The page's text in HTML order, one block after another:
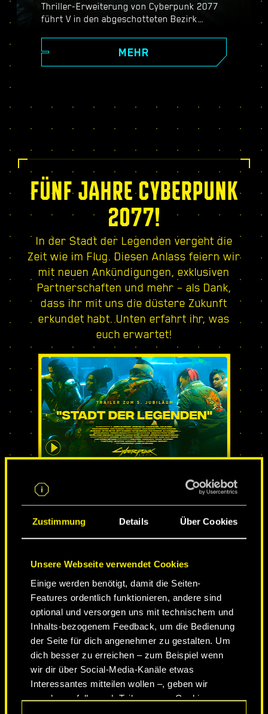
Zustimmung Details Über Cookies
Unsere Webseite verwendet Cookies
Einige werden benötigt, damit die Seiten-
Features ordentlich funktionieren, andere sind
optional und versorgen uns mit technischem und
Inhalts-bezogenem Feedback, um die Bedienung
der Seite für dich angenehmer zu gestalten. Um
dich besser zu erreichen – zum Beispiel wenn
wir dir über Social-Media-Kanäle etwas
Interessantes mitteilen wollen –, geben wir
gegebenenfalls auch Teile unserer Cookies an
Thriller-Erweiterung von Cyberpunk 2077
führt V in den abgeschotteten Bezirk
erlebe eine aufregende Geschichte mit
unerwarteten Wendungen und
Relic-Fertigkeitenbaum neue Fähigkeiten
Missionen, spannenden neuen Aufträgen
MEHR
FÜNF JAHRE CYBERPUNK
2077!
In der Stadt der Legenden vergeht die
Zeit wie im Flug. Diesen Anlass feiern wir
mit neuen Ankündigungen, exklusiven
Partnerschaften und mehr – als Dank,
dass ihr mit uns die düstere Zukunft
erkundet habt. Unten erfahrt ihr, was
euch erwartet!
NEVER FADE AWAY